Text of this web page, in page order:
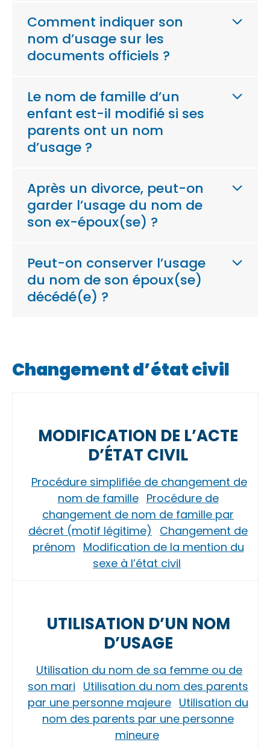
Comment indiquer son
nom d’usage sur les
documents officiels ?
Le nom de famille d’un
enfant est-il modifié si ses
parents ont un nom
d’usage ?
Après un divorce, peut-on
garder l’usage du nom de
son ex-époux(se) ?
Peut-on conserver l’usage
du nom de son époux(se)
décédé(e) ?
Changement d’état civil
MODIFICATION DE L’ACTE
D’ÉTAT CIVIL
Procédure simplifiée de changement de
nom de famille Procédure de
changement de nom de famille par
décret (motif légitime)
Changement de
prénom Modification de la mention du
sexe à l’état civil
UTILISATION D’UN NOM
D’USAGE
Utilisation du nom de sa femme ou de
son mari Utilisation du nom des parents
par une personne majeure Utilisation du
nom des parents par une personne
mineure